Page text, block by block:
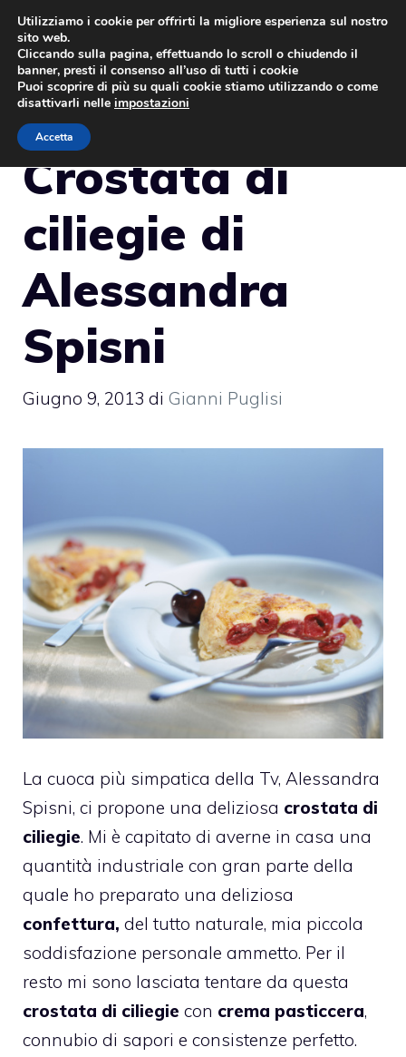
Vai
contenuto
Crostata di
ciliegie di
Alessandra
Spisni
Giugno 9, 2013 di Gianni Puglisi
La cuoca più simpatica della Tv, Alessandra
Spisni, ci propone una deliziosa crostata di
ciliegie. Mi è capitato di averne in casa una
quantità industriale con gran parte della
quale ho preparato una deliziosa
confettura, del tutto naturale, mia piccola
soddisfazione personale ammetto. Per il
resto mi sono lasciata tentare da questa
crostata di ciliegie con crema pasticcera,
connubio di sapori e consistenze perfetto.
Utilizziamo i cookie per offrirti la migliore esperienza sul nostro
sito web.
Cliccando sulla pagina, effettuando lo scroll o chiudendo il
banner, presti il consenso all’uso di tutti i cookie
Puoi scoprire di più su quali cookie stiamo utilizzando o come
disattivarli nelle impostazioni
Accetta